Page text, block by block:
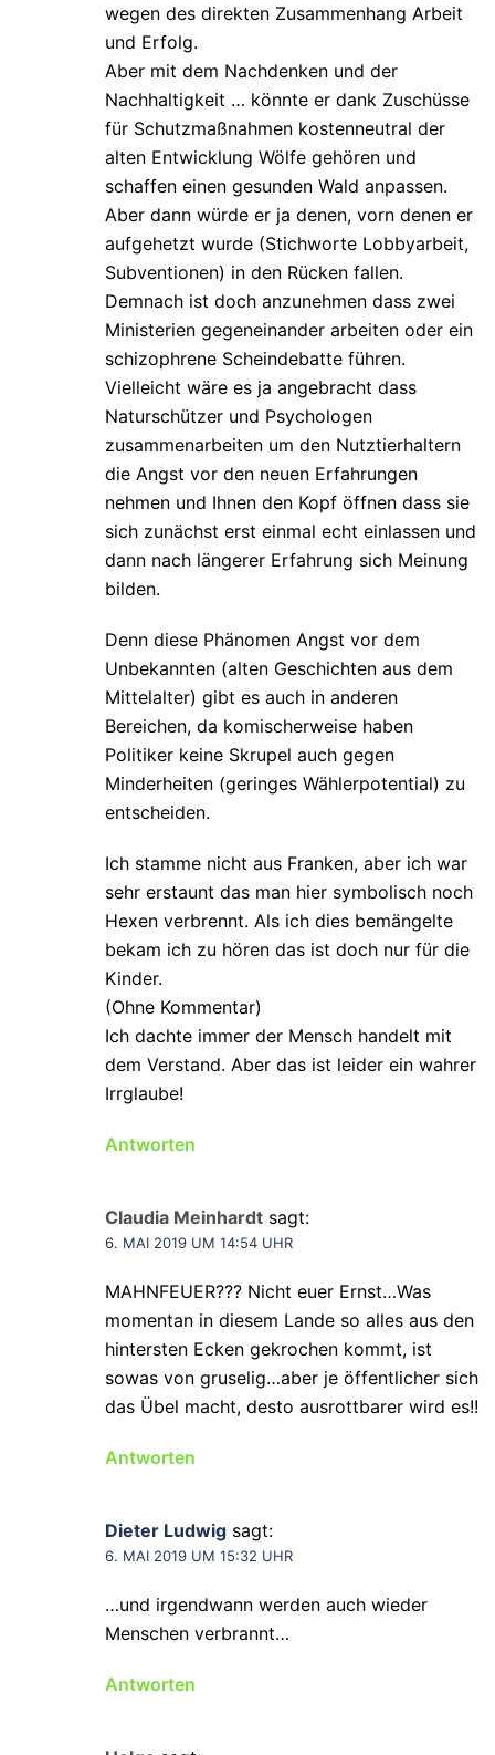
wegen des direkten Zusammenhang Arbeit
und Erfolg.
Aber mit dem Nachdenken und der
Nachhaltigkeit … könnte er dank Zuschüsse
für Schutzmaßnahmen kostenneutral der
alten Entwicklung Wölfe gehören und
schaffen einen gesunden Wald anpassen.
Aber dann würde er ja denen, vorn denen er
aufgehetzt wurde (Stichworte Lobbyarbeit,
Subventionen) in den Rücken fallen.
Demnach ist doch anzunehmen dass zwei
Ministerien gegeneinander arbeiten oder ein
schizophrene Scheindebatte führen.
Vielleicht wäre es ja angebracht dass
Naturschützer und Psychologen
zusammenarbeiten um den Nutztierhaltern
die Angst vor den neuen Erfahrungen
nehmen und Ihnen den Kopf öffnen dass sie
sich zunächst erst einmal echt einlassen und
dann nach längerer Erfahrung sich Meinung
bilden.
Denn diese Phänomen Angst vor dem
Unbekannten (alten Geschichten aus dem
Mittelalter) gibt es auch in anderen
Bereichen, da komischerweise haben
Politiker keine Skrupel auch gegen
Minderheiten (geringes Wählerpotential) zu
entscheiden.
Ich stamme nicht aus Franken, aber ich war
sehr erstaunt das man hier symbolisch noch
Hexen verbrennt. Als ich dies bemängelte
bekam ich zu hören das ist doch nur für die
Kinder.
(Ohne Kommentar)
Ich dachte immer der Mensch handelt mit
dem Verstand. Aber das ist leider ein wahrer
Irrglaube!
Antworten
Claudia Meinhardt sagt:
6. MAI 2019 UM 14:54 UHR
MAHNFEUER??? Nicht euer Ernst…Was
momentan in diesem Lande so alles aus den
hintersten Ecken gekrochen kommt, ist
sowas von gruselig…aber je öffentlicher sich
das Übel macht, desto ausrottbarer wird es!!
Antworten
Dieter Ludwig sagt:
6. MAI 2019 UM 15:32 UHR
…und irgendwann werden auch wieder
Menschen verbrannt…
Antworten